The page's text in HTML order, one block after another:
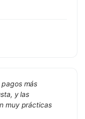
más
y las
muy prácticas